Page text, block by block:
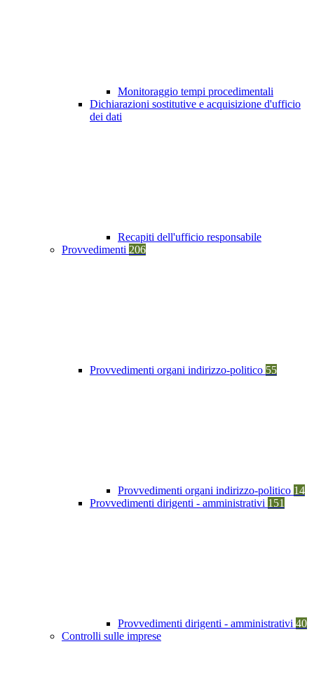
Monitoraggio tempi procedimentali
Dichiarazioni sostitutive e acquisizione d'ufficio
dei dati
Recapiti dell'ufficio responsabile
Provvedimenti 206
Provvedimenti organi indirizzo-politico 55
Provvedimenti organi indirizzo-politico 14
Provvedimenti dirigenti - amministrativi 151
Provvedimenti dirigenti - amministrativi 40
Controlli sulle imprese